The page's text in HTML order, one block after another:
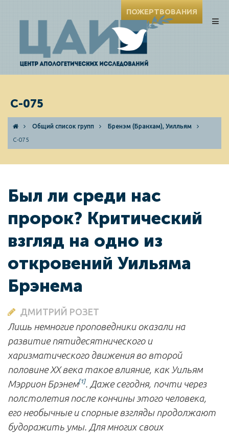
ПОЖЕРТВОВАНИЯ
C-075
Общий список групп
Бренэм (Бранхам), Уилльям
C-075
Был ли среди нас
пророк? Критический
взгляд на одно из
откровений Уильяма
Брэнема
ДМИТРИЙ РОЗЕТ
Лишь немногие проповедники оказали на
развитие пятидесятнического и
харизматического движения во второй
половине XX века такое влияние, как Уильям
Мэррион Брэнем[1]. Даже сегодня, почти через
полстолетия после кончины этого человека,
его необычные и спорные взгляды продолжают
будоражить умы. Для многих своих